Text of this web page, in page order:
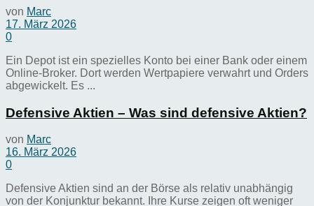
von Marc
17. März 2026
0
Ein Depot ist ein spezielles Konto bei einer Bank oder einem
Online-Broker. Dort werden Wertpapiere verwahrt und Orders
abgewickelt. Es ...
Defensive Aktien – Was sind defensive Aktien?
von Marc
16. März 2026
0
Defensive Aktien sind an der Börse als relativ unabhängig
von der Konjunktur bekannt. Ihre Kurse zeigen oft weniger